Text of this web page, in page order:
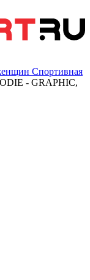
Спортивная
- GRAPHIC,